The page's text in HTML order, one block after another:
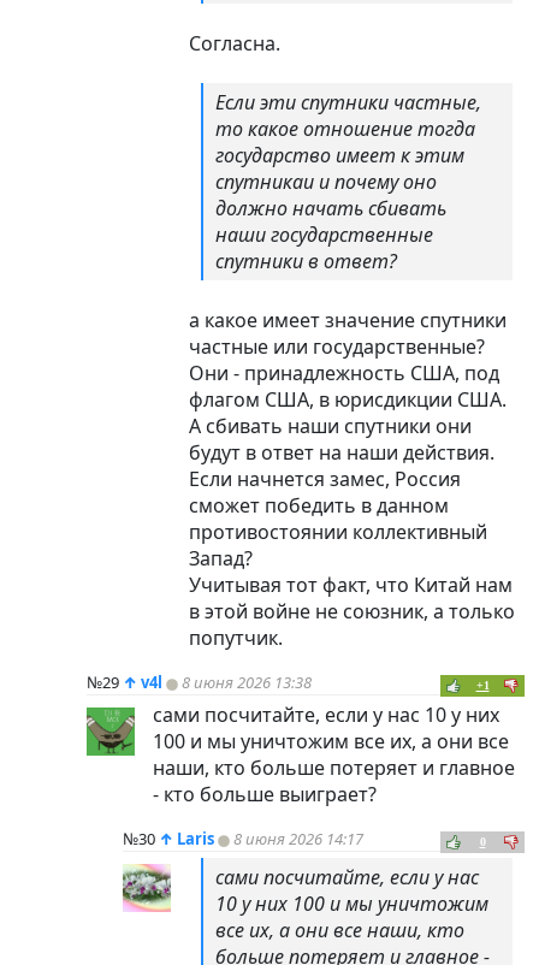
Согласна.
Если эти спутники частные,
то какое отношение тогда
государство имеет к этим
спутникаи и почему оно
должно начать сбивать
наши государственные
спутники в ответ?
а какое имеет значение спутники
частные или государственные?
Они - принадлежность США, под
флагом США, в юрисдикции США.
А сбивать наши спутники они
будут в ответ на наши действия.
Если начнется замес, Россия
сможет победить в данном
противостоянии коллективный
Запад?
Учитывая тот факт, что Китай нам
в этой войне не союзник, а только
попутчик.
№29 ↑ v4l 8 июня 2026 13:38 +1
сами посчитайте, если у нас 10 у них
100 и мы уничтожим все их, а они все
наши, кто больше потеряет и главное
- кто больше выиграет?
№30 ↑ Laris 8 июня 2026 14:17 0
сами посчитайте, если у нас
10 у них 100 и мы уничтожим
все их, а они все наши, кто
больше потеряет и главное -